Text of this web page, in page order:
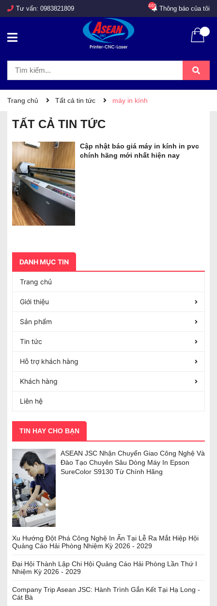
Tư vấn: 0983821809 Thông báo của tôi
465
Trang chủ Tất cả tin tức máy in kính
TẤT CẢ TIN TỨC
Cập nhật báo giá máy in kính in pvc
chính hãng mới nhất hiện nay
DANH MỤC TIN
Trang chủ
Giới thiệu
Sản phẩm
Tin tức
Hỗ trợ khách hàng
Khách hàng
Liên hệ
TIN HAY CHO BẠN
ASEAN JSC Nhận Chuyển Giao Công Nghệ Và
Đào Tạo Chuyên Sâu Dòng Máy In Epson
SureColor S9130 Từ Chính Hãng
Xu Hướng Đột Phá Công Nghệ In Ấn Tại Lễ Ra Mắt Hiệp Hội
Quảng Cáo Hải Phòng Nhiệm Kỳ 2026 - 2029
Đại Hội Thành Lập Chi Hội Quảng Cáo Hải Phòng Lần Thứ I
Nhiệm Kỳ 2026 - 2029
Company Trip Asean JSC: Hành Trình Gắn Kết Tại Hạ Long -
Cát Bà